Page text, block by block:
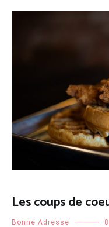
Les coups de
Bonne Adresse